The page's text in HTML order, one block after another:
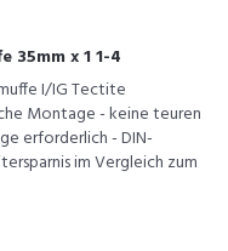
35mm x 1 1-4
I/IG Tectite
Montage - keine teuren
erforderlich - DIN-
im Vergleich zum